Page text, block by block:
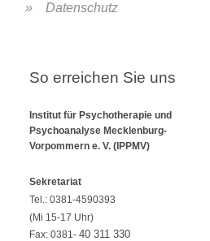
Datenschutz
So erreichen Sie uns
Institut für Psychotherapie und
Psychoanalyse Mecklenburg-
Vorpommern e. V. (IPPMV)
Sekretariat
Tel.: 0381-4590393
(Mi 15-17 Uhr)
Fax: 0381- 40 311 330